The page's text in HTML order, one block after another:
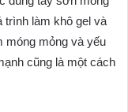
trình làm khô gel và
móng mỏng và yếu
cũng là một cách